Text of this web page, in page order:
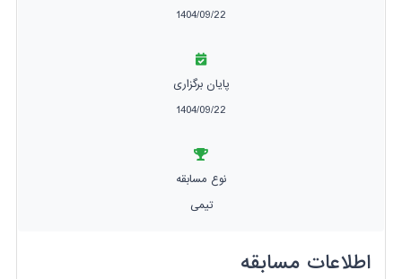
1404/09/22
پایان برگزاری
1404/09/22
نوع مسابقه
تیمی
اطلاعات مسابقه